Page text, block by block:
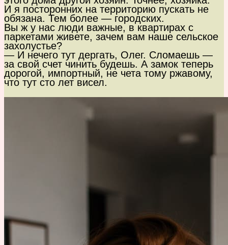
И я посторонних на территорию пускать не
обязана. Тем более — городских.
Вы ж у нас люди важные, в квартирах с
паркетами живете, зачем вам наше сельское
захолустье?
— И нечего тут дергать, Олег. Сломаешь —
за свой счет чинить будешь. А замок теперь
дорогой, импортный, не чета тому ржавому,
что тут сто лет висел.